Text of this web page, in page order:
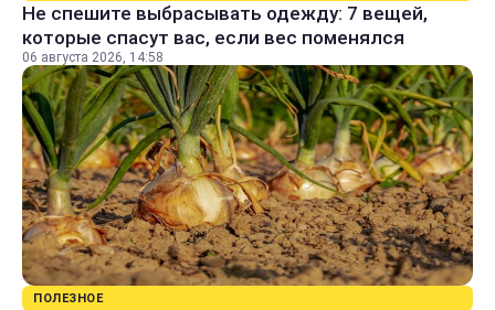
Не спешите выбрасывать одежду: 7 вещей,
которые спасут вас, если вес поменялся
06 августа 2026, 14:58
ПОЛЕЗНОЕ